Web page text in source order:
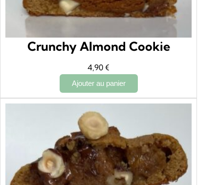
Crunchy Almond Cookie
4,90€
Ajouter au panier